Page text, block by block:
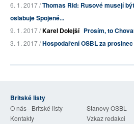
6. 1. 2017 /Thomas Rid: Rusové musejí
oslabuje Spojené...
9. 1. 2017 /Karel Dolejší Prosím, to
3. 1. 2017 /Hospodaření OSBL za
Britské listy
O nás - Britské listy
Stanovy OSBL
Kontakty
Vzkaz redakci